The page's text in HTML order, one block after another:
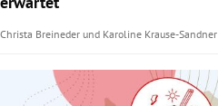
Christa Breineder und Karoline Krause-Sandner